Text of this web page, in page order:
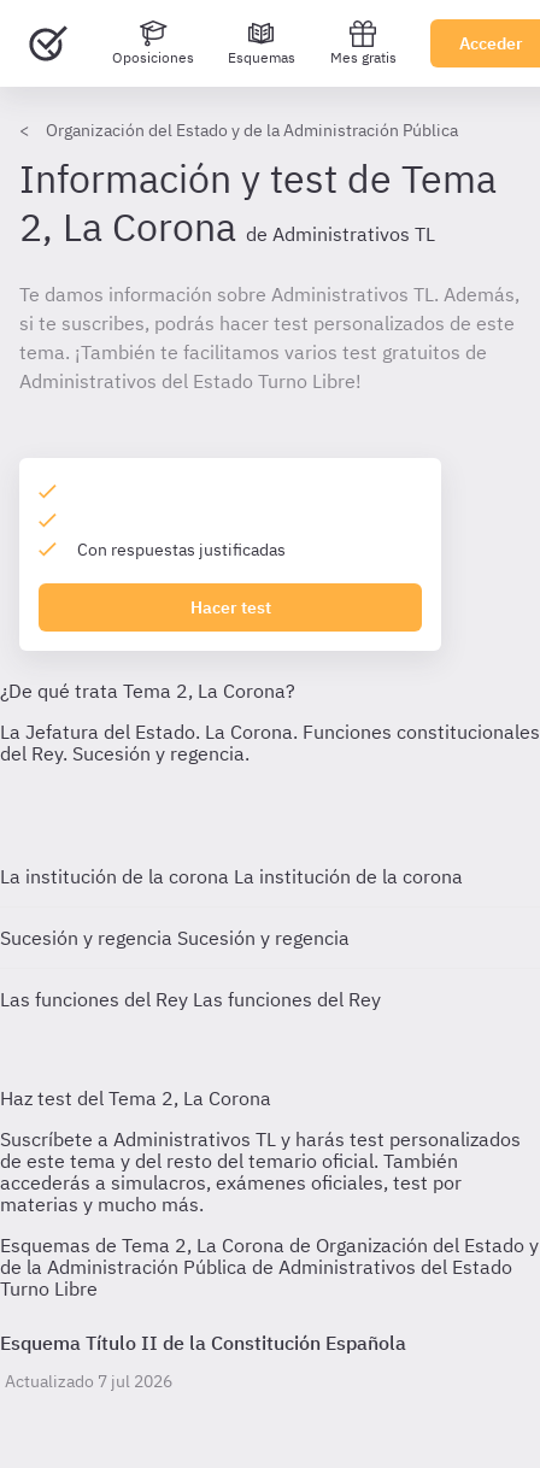
Oposiciones Esquemas Mes gratis
Acceder
Organización del Estado y de la Administración Pública
Información y test de Tema
2, La Corona de Administrativos TL
Te damos información sobre Administrativos TL. Además,
si te suscribes, podrás hacer test personalizados de este
tema. ¡También te facilitamos varios test gratuitos de
Administrativos del Estado Turno Libre!
Con respuestas justificadas
Hacer test
La institución de la corona La institución de la corona
Sucesión y regencia Sucesión y regencia
Las funciones del Rey Las funciones del Rey
Esquemas de Tema 2, La Corona de Organización del Estado y
de la Administración Pública de Administrativos del Estado
Turno Libre
Esquema Título II de la Constitución Española
Actualizado 7 jul 2026